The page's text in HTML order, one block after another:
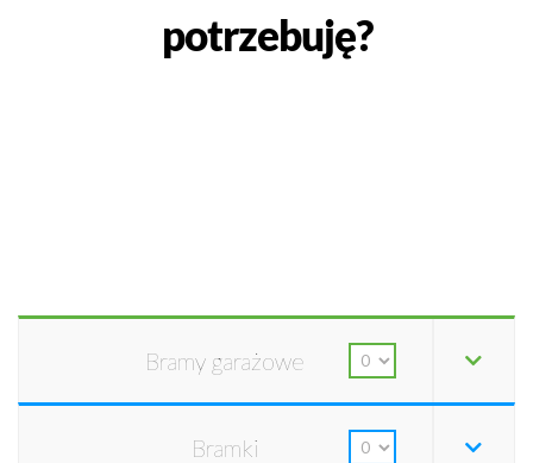
potrzebuję?
Bramy garażowe
Bramki